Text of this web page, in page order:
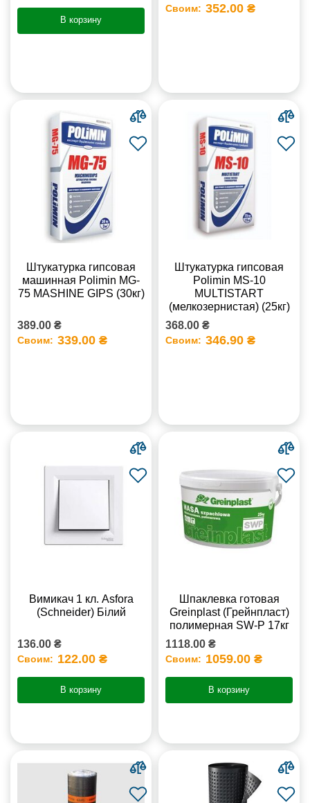
В корзину
Своим: 352.00 ₴
Штукатурка гипсовая
машинная Polimin MG-
75 MASHINE GIPS (30кг)
389.00 ₴
Своим: 339.00 ₴
Штукатурка гипсовая
Polimin MS-10
MULTISTART
(мелкозернистая) (25кг)
368.00 ₴
Своим: 346.90 ₴
Вимикач 1 кл. Asfora
(Schneider) Білий
136.00 ₴
Своим: 122.00 ₴
В корзину
Шпаклевка готовая
Greinplast (Грейнпласт)
полимерная SW-Р 17кг
1118.00 ₴
Своим: 1059.00 ₴
В корзину